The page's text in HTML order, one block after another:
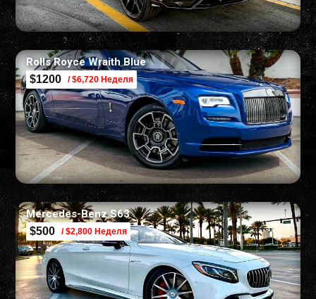
Rolls Royce Wraith Blue
$1200 / $6,720 Неделя
Mercedes-Benz S63
$500 / $2,800 Неделя